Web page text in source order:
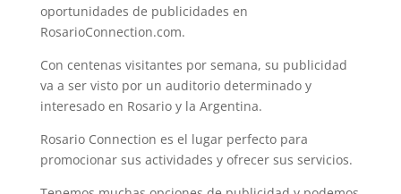
oportunidades de publicidades en
RosarioConnection.com.
Con centenas visitantes por semana, su publicidad
va a ser visto por un auditorio determinado y
interesado en Rosario y la Argentina.
Rosario Connection es el lugar perfecto para
promocionar sus actividades y ofrecer sus servicios.